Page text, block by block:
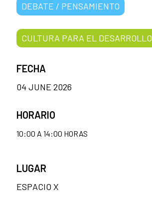
DEBATE / PENSAMIENTO
CULTURA PARA EL DESARROLLO
FECHA
04 JUNE 2026
HORARIO
10:00 A 14:00 HORAS
LUGAR
ESPACIO X